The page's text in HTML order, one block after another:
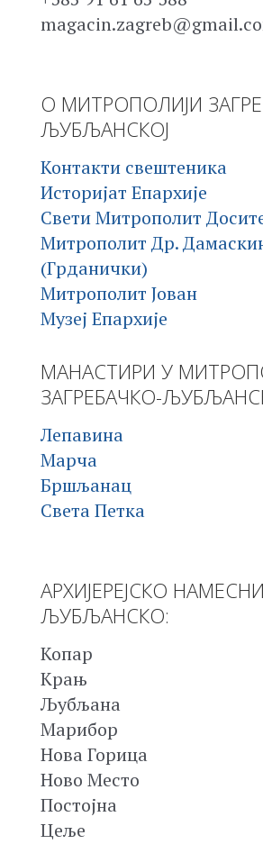
О МИТРОПОЛИЈИ
ЉУБЉАНСКОЈ
Контакти свештеника
Историјат Епархије
Свети Митрополит
Митрополит Др.
(Грданички)
Митрополит Јован
Музеј Епархије
МАНАСТИРИ У
ЗАГРЕБАЧКО-
Лепавина
Марча
Бршљанац
Света Петка
АРХИЈЕРЕЈСКО
ЉУБЉАНСКО:
Копар
Крањ
Љубљана
Марибор
Нова Горица
Ново Место
Постојна
Цеље